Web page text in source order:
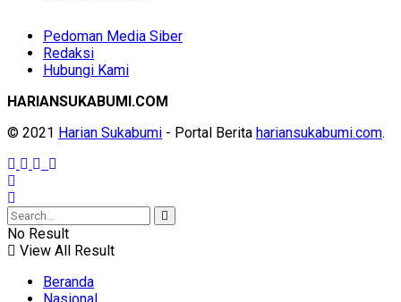
Pedoman Media Siber
Redaksi
Hubungi Kami
HARIANSUKABUMI.COM
© 2021 Harian Sukabumi - Portal Berita hariansukabumi.com.
No Result
View All Result
Beranda
Nasional